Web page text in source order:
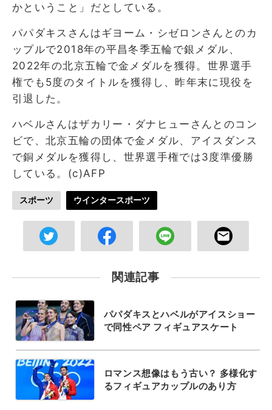
かということ」だとしている。
パパダキスさんはギヨーム・シゼロンさんとのカ
ップルで2018年の平昌冬季五輪で銀メダル、
2022年の北京五輪で金メダルを獲得。世界選手
権でも5度のタイトルを獲得し、昨年末に現役を
引退した。
ハベルさんはザカリー・ダナヒューさんとのコン
ビで、北京五輪の団体で金メダル、アイスダンス
で銅メダルを獲得し、世界選手権では3度準優勝
している。(c)AFP
スポーツ ウインタースポーツ
関連記事
パパダキスとハベルがアイスショー
で同性ペア フィギュアスケート
ロマンス想像はもう古い？ 多様化す
るフィギュアカップルのあり方